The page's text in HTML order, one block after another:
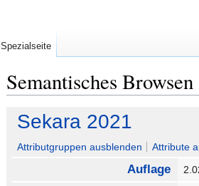
Semantisches Browsen
Zur
Navigation
springen
Zur
Suche
springen
Sekara 2021
Attributgruppen ausblenden Attribute
Auflage
Spezialseite